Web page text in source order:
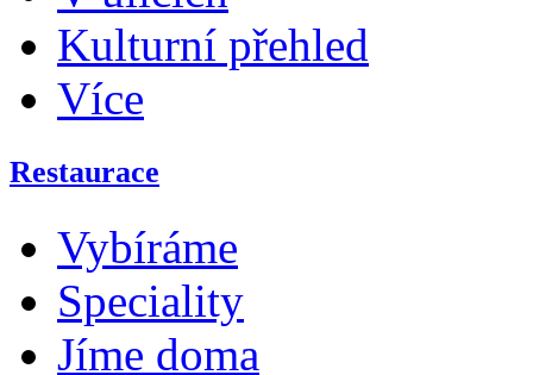
Kulturní přehled
Více
Restaurace
Vybíráme
Speciality
Jíme doma